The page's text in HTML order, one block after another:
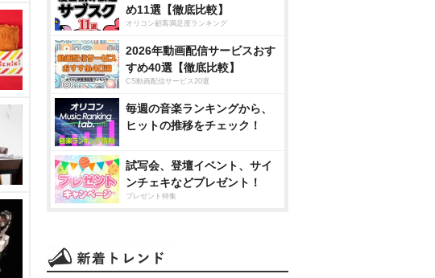
め11選【徹底比較】
オリコン顧客満足度ランキング
2026年動画配信サービスおす
すめ40選【徹底比較】
CS動画配信サービス20選
毎週の音楽ランキングから、
ヒットの推移をチェック！
試写会、登壇イベント、サイ
ンチェキなどプレゼント！
プレゼント特集